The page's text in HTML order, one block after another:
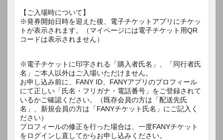
【ご入場時について】
※発券開始日時を迎えた後、電子チケットアプリにチケッ
トが表示されます。（マイページには電子チケット用QR
コードは表示されません）
※電子チケットに印字される「購入者氏名」、「同行者氏
名」ご本人以外はご入場いただけません。
お申し込み前に、FANY ID、FANYアプリのプロフィール
にて正しい「氏名・フリガナ・電話番号」をご登録されて
いるかご確認ください。（既存会員の方は「配送先氏
名」、新規会員の方は「FANYチケット氏名」にご記入く
ださい）
プロフィールの修正を行った場合は、一度FANYチケット
をログインし直してからお申し込みください。